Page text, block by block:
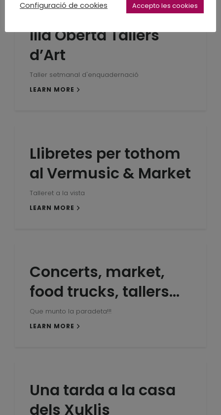
Illa Oberta Tallers
d’Art
Taller setmanal d'enquadernació
LEARN MORE
Llibretes per tothom
al Vermusic & Market
Talleret a la vista
LEARN MORE
Concerts, market,
food trucks, tallers…
Que munto la paradeta!!!
LEARN MORE
Una tarda a la casa
dels Xuklis
Configuració de cookies Accepto les cookies